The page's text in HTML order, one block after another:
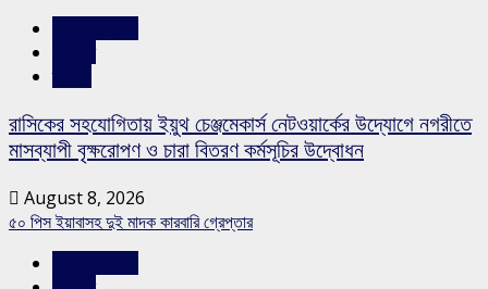
রাসিকের সহযোগিতায় ইয়ুথ চেঞ্জমেকার্স নেটওয়ার্কের উদ্যোগে নগরীতে
মাসব্যাপী বৃক্ষরোপণ ও চারা বিতরণ কর্মসূচির উদ্বোধন
August 8, 2026
৫০ পিস ইয়াবাসহ দুই মাদক কারবারি গ্রেপ্তার